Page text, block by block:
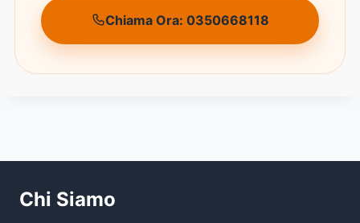
Chiama Ora: 0350668118
Chi Siamo